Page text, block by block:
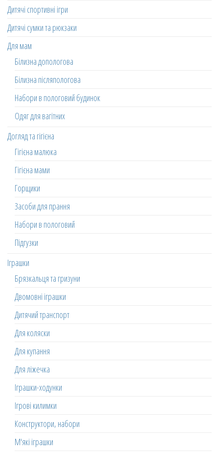
Дитячі спортивні ігри
Дитячі сумки та рюкзаки
Для мам
Білизна допологова
Білизна післяпологова
Набори в пологовий будинок
Одяг для вагітних
Догляд та гігієна
Гігієна малюка
Гігієна мами
Горщики
Засоби для прання
Набори в пологовий
Підгузки
Іграшки
Брязкальця та гризуни
Двомовні іграшки
Дитячий транспорт
Для коляски
Для купання
Для ліжечка
Іграшки-ходунки
Ігрові килимки
Конструктори, набори
М'які іграшки